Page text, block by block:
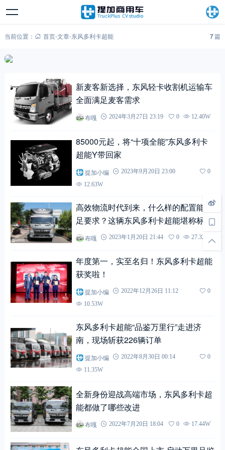
当前位置： 首页-文章-东风多利卡超能 7篇
新麦客新选择，东风轻卡收割机运输车
全面满足麦客需求
布嘎 2024年3月27日 23:19 0 12.40W
85000元起，将“十项全能”东风多利卡
超能Y带回家
提加小编 2023年9月20日 23:00
0
12.63W
高效物流时代到来，什么样的配置能满
足要求？这辆东风多利卡超能堪称标杆
布嘎 2023年1月20日 21:44 0 27.32W
年度第一，实至名归！东风多利卡超能
获奖啦！
提加小编 2022年12月26日 11:12
0
10.53W
东风多利卡超能“品鉴万里行”走进济
南，现场斩获226辆订单
提加小编 2022年8月30日 00:14
0
11.35W
全新身份迎战高端市场，东风多利卡超
能都做了哪些改进
布嘎 2022年7月20日 18:04 0 17.44W